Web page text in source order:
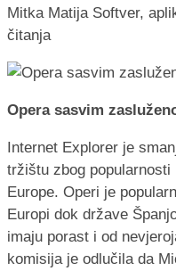
Mitka Matija Softver,
čitanja
Opera sasvim
Internet Explorer je
tržištu zbog
Europe. Operi je
Europi dok države
imaju porast i od
komisija je odlučila da